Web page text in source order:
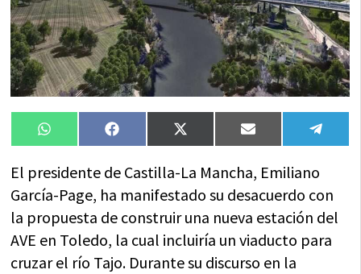
Compartir
en
WhatsAppCompartir
en
FacebookCompartir
en
X
(Twitter)
Compartir
en
Email
en
El presidente de Castilla-La Mancha, Emiliano
García-Page, ha manifestado su desacuerdo con
la propuesta de construir una nueva estación del
AVE en Toledo, la cual incluiría un viaducto para
cruzar el río Tajo. Durante su discurso en la